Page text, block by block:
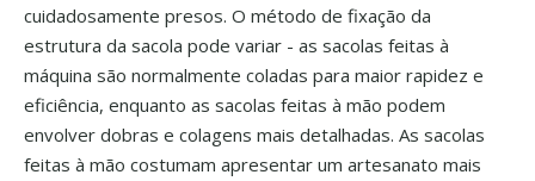
cuidadosamente presos. O método de fixação da
estrutura da sacola pode variar - as sacolas feitas à
máquina são normalmente coladas para maior rapidez e
eficiência, enquanto as sacolas feitas à mão podem
envolver dobras e colagens mais detalhadas. As sacolas
feitas à mão costumam apresentar um artesanato mais